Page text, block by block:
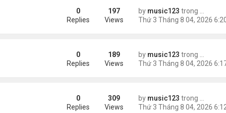
trong Walmart by music123 trong
0
Replies
197
Views
các cuộc thăm dò dư luận by music123 trong
0
Replies
189
Views
by music123 trong
0
Replies
309
Views